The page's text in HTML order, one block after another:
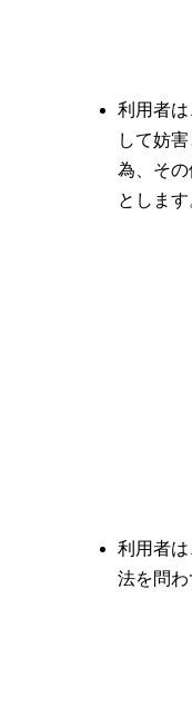
利用者
して妨
為、そ
とします
利用者
法を問わ